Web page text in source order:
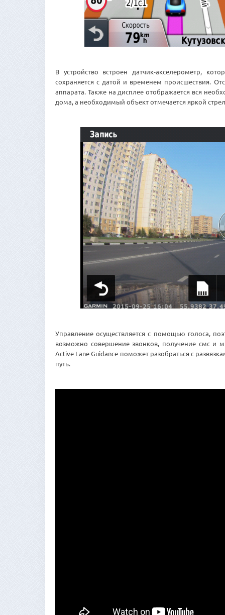
В устройство встроен датчик-акселерометр,
сохраняется с датой и временем происшествия.
аппарата. Также на дисплее отображается вся
дома, а необходимый объект отмечается яркой
Управление осуществляется с помощью голоса,
возможно совершение звонков, получение смс и
Active Lane Guidance поможет разобраться с
путь.